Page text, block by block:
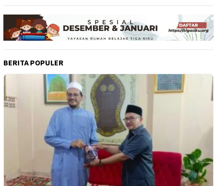
BERITA POPULER